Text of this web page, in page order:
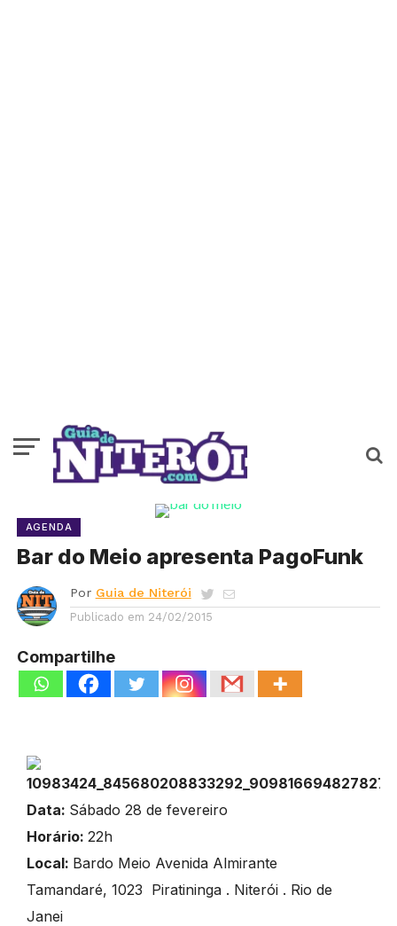
AGENDA
Bar do Meio apresenta PagoFunk
Por Guia de Niterói
Publicado em 24/02/2015
Compartilhe
Data: Sábado 28 de fevereiro
Horário: 22h
Local: Bardo Meio Avenida Almirante
Tamandaré, 1023 Piratininga . Niterói . Rio de
Janei